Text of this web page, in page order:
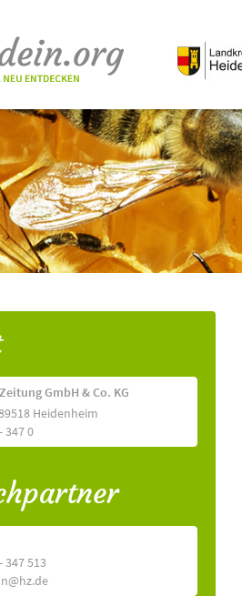
GmbH & Co. KG
Heidenheim
347 0
347 513